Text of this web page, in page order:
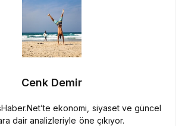
Cenk Demir
ekonomi, siyaset ve güncel
dair analizleriyle öne çıkıyor.